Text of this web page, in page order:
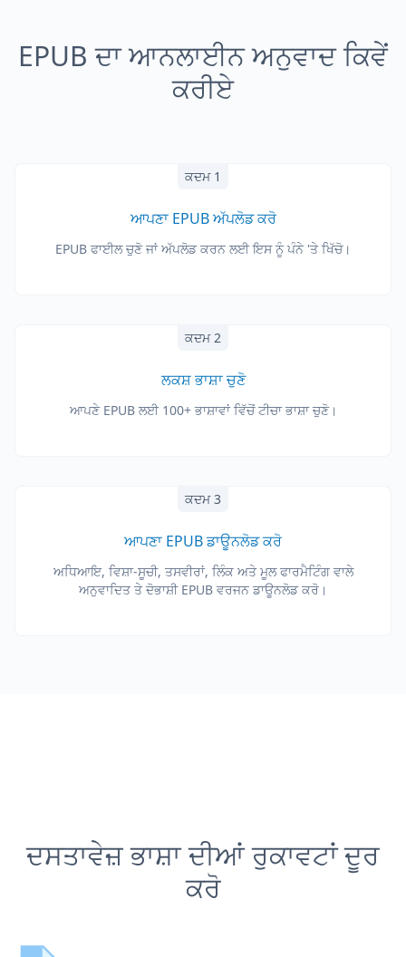
EPUB ਦਾ ਆਨਲਾਈਨ ਅਨੁਵਾਦ ਕਿਵੇਂ
ਕਰੀਏ
ਕਦਮ 1
ਆਪਣਾ EPUB ਅੱਪਲੋਡ ਕਰੋ
EPUB ਫਾਈਲ ਚੁਣੋ ਜਾਂ ਅੱਪਲੋਡ ਕਰਨ ਲਈ ਇਸ ਨੂੰ ਪੰਨੇ 'ਤੇ ਖਿੱਚੋ।
ਕਦਮ 2
ਲਕਸ਼ ਭਾਸ਼ਾ ਚੁਣੋ
ਆਪਣੇ EPUB ਲਈ 100+ ਭਾਸ਼ਾਵਾਂ ਵਿੱਚੋਂ ਟੀਚਾ ਭਾਸ਼ਾ ਚੁਣੋ।
ਕਦਮ 3
ਆਪਣਾ EPUB ਡਾਊਨਲੋਡ ਕਰੋ
ਅਧਿਆਇ, ਵਿਸ਼ਾ-ਸੂਚੀ, ਤਸਵੀਰਾਂ, ਲਿੰਕ ਅਤੇ ਮੂਲ ਫਾਰਮੈਟਿੰਗ ਵਾਲੇ
ਅਨੁਵਾਦਿਤ ਤੇ ਦੋਭਾਸ਼ੀ EPUB ਵਰਜਨ ਡਾਊਨਲੋਡ ਕਰੋ।
ਦਸਤਾਵੇਜ਼ ਭਾਸ਼ਾ ਦੀਆਂ ਰੁਕਾਵਟਾਂ ਦੂਰ
ਕਰੋ